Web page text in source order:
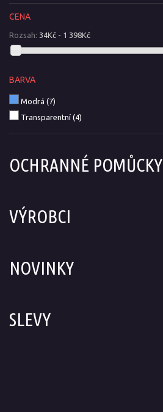
CENA
Rozsah: 34Kč - 1 398Kč
BARVA
Modrá (7)
Transparentní (4)
OCHRANNÉ POMŮCKY
VÝROBCI
NOVINKY
SLEVY